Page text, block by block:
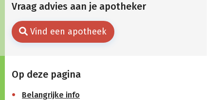
Vraag advies aan je apotheker
Vind een apotheek
Op deze pagina
Belangrijke info